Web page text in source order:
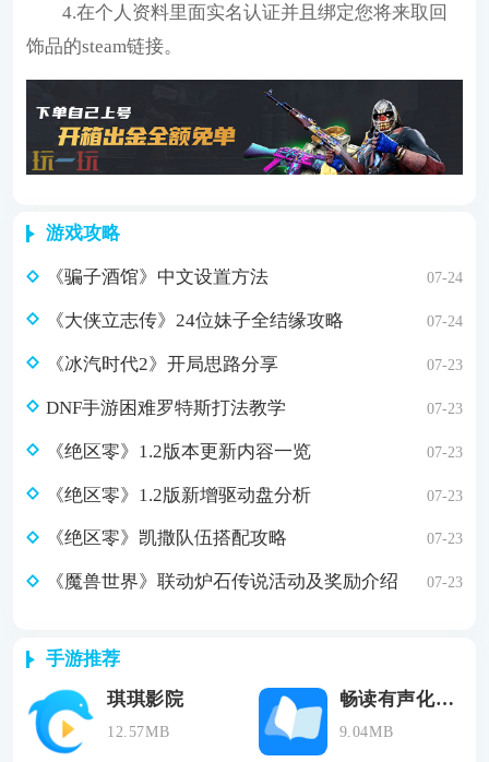
4.在个人资料里面实名认证并且绑定您将来取回
饰品的steam链接。
游戏攻略
《骗子酒馆》中文设置方法 07-24
《大侠立志传》24位妹子全结缘攻略 07-24
《冰汽时代2》开局思路分享 07-23
DNF手游困难罗特斯打法教学 07-23
《绝区零》1.2版本更新内容一览 07-23
《绝区零》1.2版新增驱动盘分析 07-23
《绝区零》凯撒队伍搭配攻略 07-23
《魔兽世界》联动炉石传说活动及奖励介绍 07-23
手游推荐
琪琪影院
12.57MB
畅读有声化平台
9.04MB